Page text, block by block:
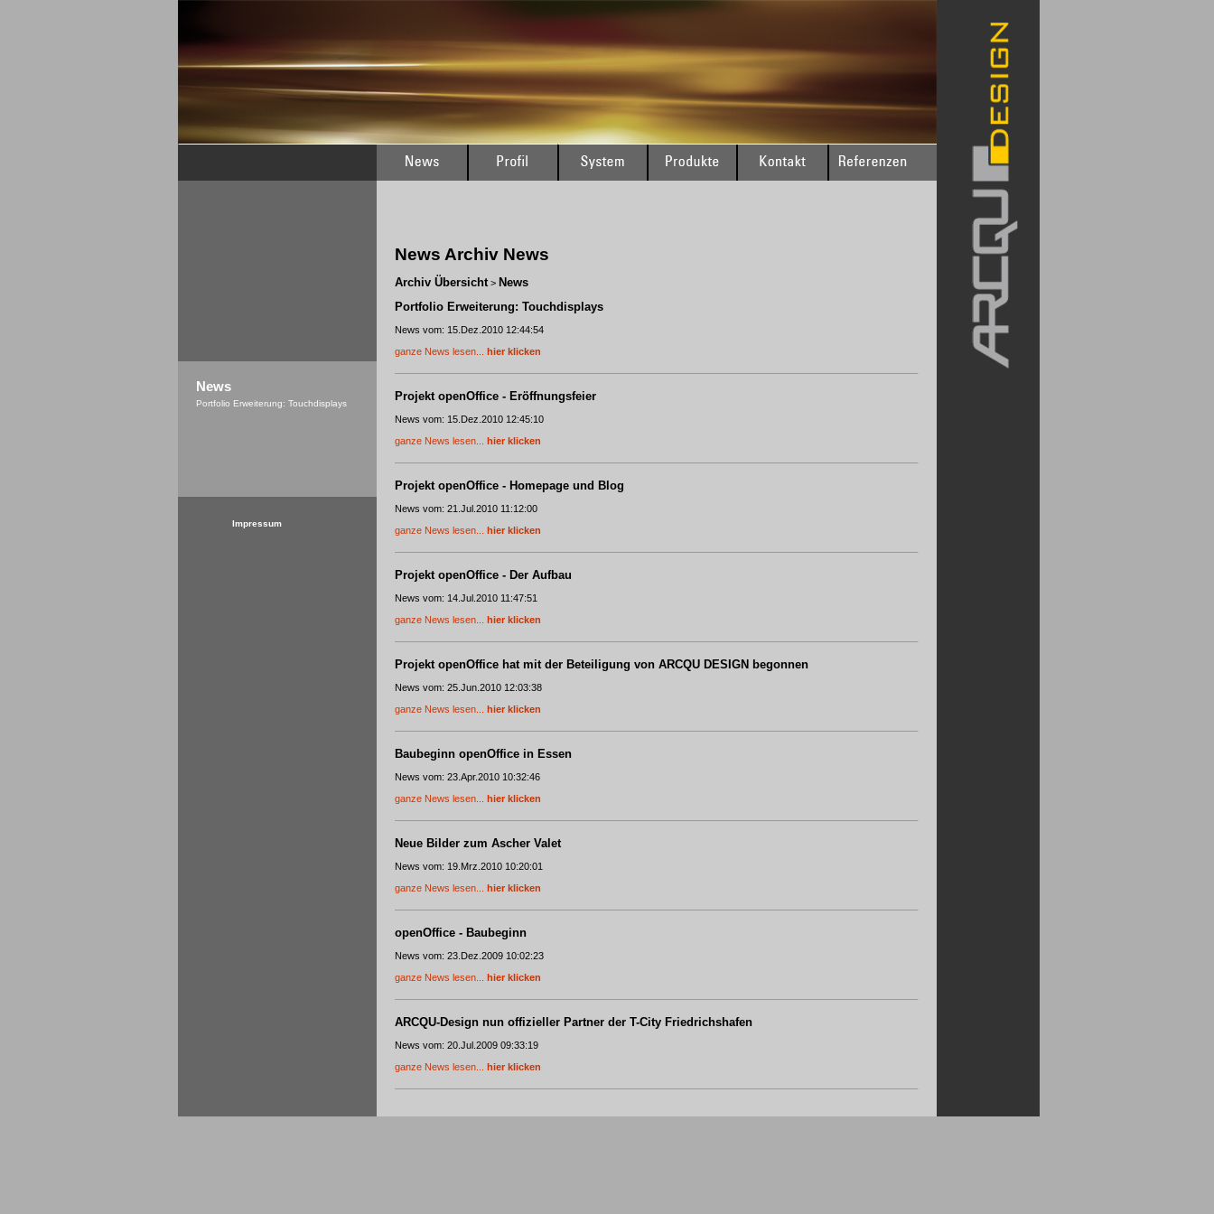
News Archiv News
Archiv Übersicht > News
Portfolio Erweiterung: Touchdisplays
News vom: 15.Dez.2010 12:44:54
ganze News lesen... hier klicken
Projekt openOffice - Eröffnungsfeier
News vom: 15.Dez.2010 12:45:10
ganze News lesen... hier klicken
Projekt openOffice - Homepage und Blog
News vom: 21.Jul.2010 11:12:00
ganze News lesen... hier klicken
Projekt openOffice - Der Aufbau
News vom: 14.Jul.2010 11:47:51
ganze News lesen... hier klicken
Projekt openOffice hat mit der Beteiligung von ARCQU DESIGN begonnen
News vom: 25.Jun.2010 12:03:38
ganze News lesen... hier klicken
Baubeginn openOffice in Essen
News vom: 23.Apr.2010 10:32:46
ganze News lesen... hier klicken
Neue Bilder zum Ascher Valet
News vom: 19.Mrz.2010 10:20:01
ganze News lesen... hier klicken
openOffice - Baubeginn
News vom: 23.Dez.2009 10:02:23
ganze News lesen... hier klicken
ARCQU-Design nun offizieller Partner der T-City Friedrichshafen
News vom: 20.Jul.2009 09:33:19
ganze News lesen... hier klicken
News
Portfolio Erweiterung: Touchdisplays
Impressum